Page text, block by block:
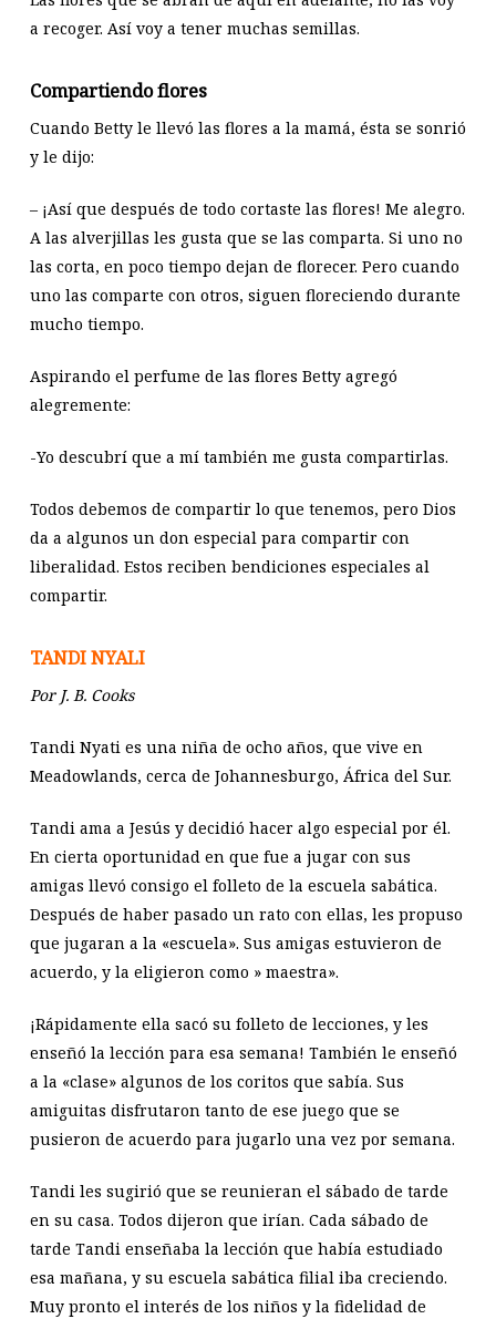
a recoger. Así voy a tener muchas semillas.
Compartiendo flores
Cuando Betty le llevó las flores a la mamá, ésta se sonrió
y le dijo:
– ¡Así que después de todo cortaste las flores! Me alegro.
A las alverjillas les gusta que se las comparta. Si uno no
las corta, en poco tiempo dejan de florecer. Pero cuando
uno las comparte con otros, siguen floreciendo durante
mucho tiempo.
Aspirando el perfume de las flores Betty agregó
alegremente:
-Yo descubrí que a mí también me gusta compartirlas.
Todos debemos de compartir lo que tenemos, pero Dios
da a algunos un don especial para compartir con
liberalidad. Estos reciben bendiciones especiales al
compartir.
TANDI NYALI
Por J. B. Cooks
Tandi Nyati es una niña de ocho años, que vive en
Meadowlands, cerca de Johannesburgo, África del Sur.
Tandi ama a Jesús y decidió hacer algo especial por él.
En cierta oportunidad en que fue a jugar con sus
amigas llevó consigo el folleto de la escuela sabática.
Después de haber pasado un rato con ellas, les propuso
que jugaran a la «escuela». Sus amigas estuvieron de
acuerdo, y la eligieron como » maestra».
¡Rápidamente ella sacó su folleto de lecciones, y les
enseñó la lección para esa semana! También le enseñó
a la «clase» algunos de los coritos que sabía. Sus
amiguitas disfrutaron tanto de ese juego que se
pusieron de acuerdo para jugarlo una vez por semana.
Tandi les sugirió que se reunieran el sábado de tarde
en su casa. Todos dijeron que irían. Cada sábado de
tarde Tandi enseñaba la lección que había estudiado
esa mañana, y su escuela sabática filial iba creciendo.
Muy pronto el interés de los niños y la fidelidad de